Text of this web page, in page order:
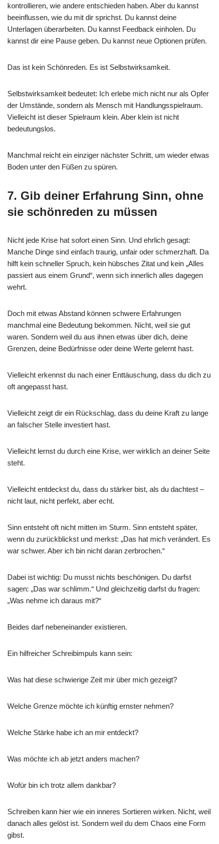
kontrollieren, wie andere entschieden haben. Aber du kannst
beeinflussen, wie du mit dir sprichst. Du kannst deine
Unterlagen überarbeiten. Du kannst Feedback einholen. Du
kannst dir eine Pause geben. Du kannst neue Optionen prüfen.
Das ist kein Schönreden. Es ist Selbstwirksamkeit.
Selbstwirksamkeit bedeutet: Ich erlebe mich nicht nur als Opfer
der Umstände, sondern als Mensch mit Handlungsspielraum.
Vielleicht ist dieser Spielraum klein. Aber klein ist nicht
bedeutungslos.
Manchmal reicht ein einziger nächster Schritt, um wieder etwas
Boden unter den Füßen zu spüren.
7. Gib deiner Erfahrung Sinn, ohne
sie schönreden zu müssen
Nicht jede Krise hat sofort einen Sinn. Und ehrlich gesagt:
Manche Dinge sind einfach traurig, unfair oder schmerzhaft. Da
hilft kein schneller Spruch, kein hübsches Zitat und kein „Alles
passiert aus einem Grund“, wenn sich innerlich alles dagegen
wehrt.
Doch mit etwas Abstand können schwere Erfahrungen
manchmal eine Bedeutung bekommen. Nicht, weil sie gut
waren. Sondern weil du aus ihnen etwas über dich, deine
Grenzen, deine Bedürfnisse oder deine Werte gelernt hast.
Vielleicht erkennst du nach einer Enttäuschung, dass du dich zu
oft angepasst hast.
Vielleicht zeigt dir ein Rückschlag, dass du deine Kraft zu lange
an falscher Stelle investiert hast.
Vielleicht lernst du durch eine Krise, wer wirklich an deiner Seite
steht.
Vielleicht entdeckst du, dass du stärker bist, als du dachtest –
nicht laut, nicht perfekt, aber echt.
Sinn entsteht oft nicht mitten im Sturm. Sinn entsteht später,
wenn du zurückblickst und merkst: „Das hat mich verändert. Es
war schwer. Aber ich bin nicht daran zerbrochen.“
Dabei ist wichtig: Du musst nichts beschönigen. Du darfst
sagen: „Das war schlimm.“ Und gleichzeitig darfst du fragen:
„Was nehme ich daraus mit?“
Beides darf nebeneinander existieren.
Ein hilfreicher Schreibimpuls kann sein:
Was hat diese schwierige Zeit mir über mich gezeigt?
Welche Grenze möchte ich künftig ernster nehmen?
Welche Stärke habe ich an mir entdeckt?
Was möchte ich ab jetzt anders machen?
Wofür bin ich trotz allem dankbar?
Schreiben kann hier wie ein inneres Sortieren wirken. Nicht, weil
danach alles gelöst ist. Sondern weil du dem Chaos eine Form
gibst.